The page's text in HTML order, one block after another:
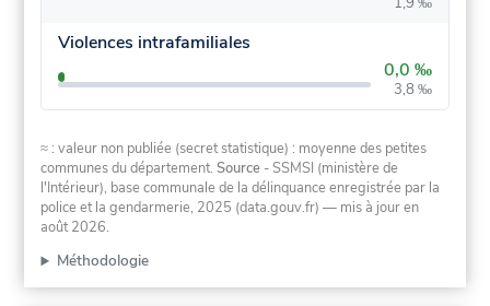
Violences intrafamiliales
0,0 ‰
3,8 ‰
≈ : valeur non publiée (secret statistique) : moyenne des petites
communes du département.Source - SSMSI (ministère de
l'Intérieur), base communale de la délinquance enregistrée par la
police et la gendarmerie, 2025 (data.gouv.fr) — mis à jour en
août 2026.
Méthodologie